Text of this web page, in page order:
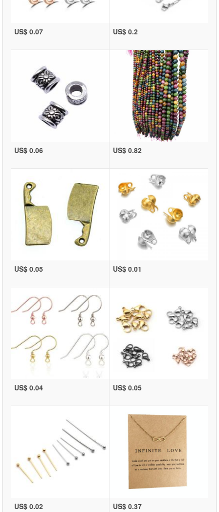
US$ 0.07 US$ 0.2
US$ 0.06 US$ 0.82
US$ 0.05 US$ 0.01
US$ 0.04 US$ 0.05
US$ 0.02 US$ 0.37